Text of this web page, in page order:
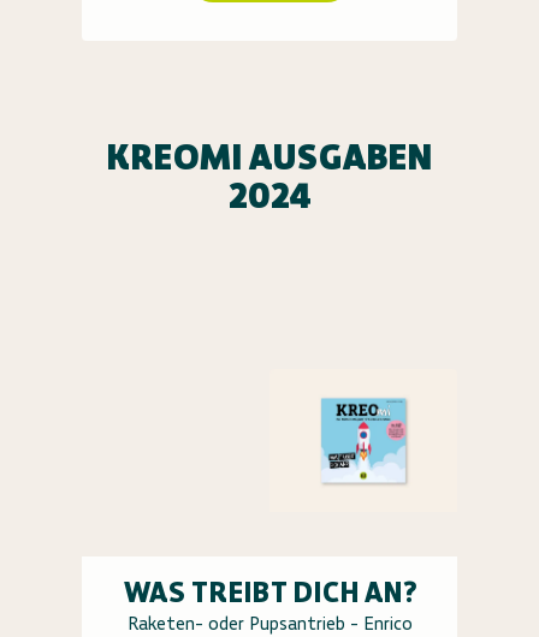
KREOMI AUSGABEN
2024
WAS TREIBT DICH AN?
Raketen- oder Pupsantrieb - Enrico